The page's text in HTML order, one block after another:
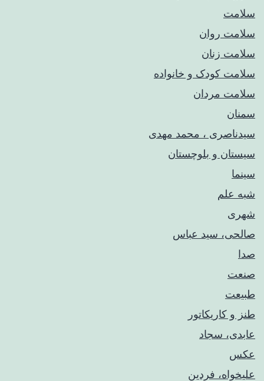
سلامت
سلامت روان
سلامت زنان
سلامت کودک‌ و خانواده
سلامت مردان
سمنان
سیدناصری ، محمد مهدی
سیستان و بلوچستان
سینما
شبه علم
شهری
صالحی، سید عباس
صدا
صنعت
طبیعت
طنز و کاریکاتور
عابدی، سجاد
عکس
علیخواه، فردین